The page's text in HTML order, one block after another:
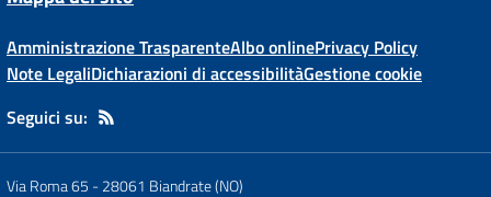
Amministrazione TrasparenteAlbo onlinePrivacy Policy
Note LegaliDichiarazioni di accessibilitàGestione cookie
Seguici su:
Via Roma 65 -28061 Biandrate (NO)